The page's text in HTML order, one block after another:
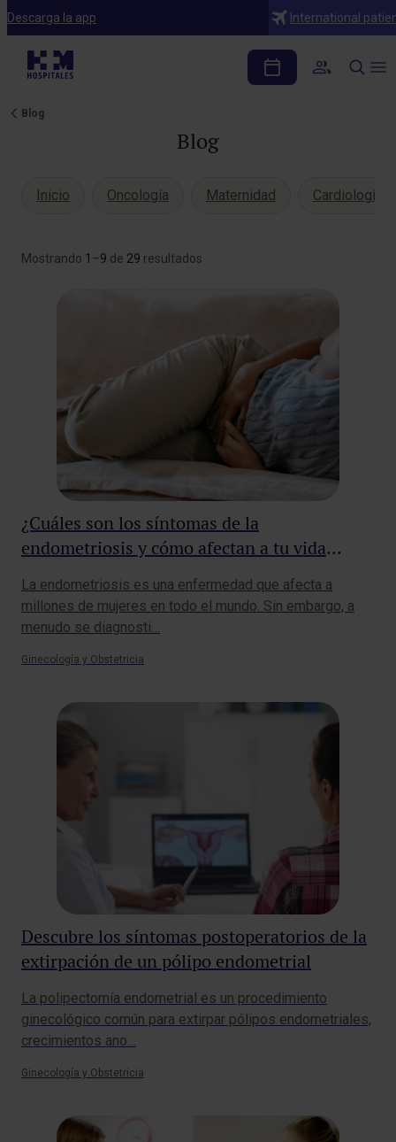
Descarga la app International
Blog
Blog
Inicio Oncología Maternidad Cardiología
Mostrando 1 –9 de 29 resultados
¿Cuáles son los síntomas de la
endometriosis y cómo afectan a tu vida
La endometriosis es una enfermedad que afecta a
millones de mujeres en todo el mundo. Sin embargo, a
menudo se diagnosti…
Ginecología y Obstetricia
Descubre los síntomas postoperatorios de la
extirpación de un pólipo endometrial
La polipectomía endometrial es un procedimiento
ginecológico común para extirpar pólipos endometriales,
crecimientos ano…
Ginecología y Obstetricia